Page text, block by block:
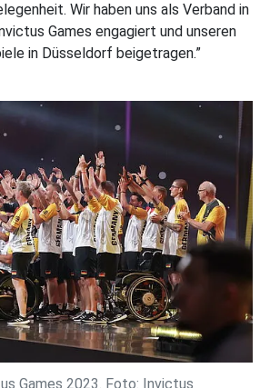
Wir haben uns als Verband in
Games engagiert und unseren
in Düsseldorf beigetragen.”
Games 2023. Foto: Invictus